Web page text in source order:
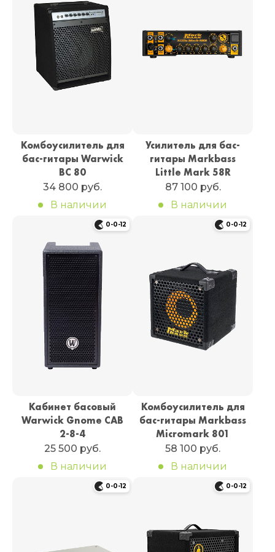
Комбоусилитель для
бас-гитары Warwick
BC 80
34 800 руб.
В наличии
Усилитель для бас-
гитары Markbass
Little Mark 58R
87 100 руб.
В наличии
0-0-12
Кабинет басовый
Warwick Gnome CAB
2-8-4
25 500 руб.
В наличии
0-0-12
Комбоусилитель для
бас-гитары Markbass
Micromark 801
58 100 руб.
В наличии
0-0-12 0-0-12